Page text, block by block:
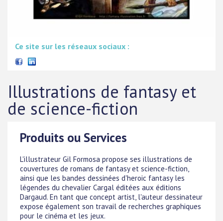
Ce site sur les réseaux sociaux :
Illustrations de fantasy et
de science-fiction
Produits ou Services
L'illustrateur Gil Formosa propose ses illustrations de
couvertures de romans de fantasy et science-fiction,
ainsi que les bandes dessinées d'heroic fantasy les
légendes du chevalier Cargal éditées aux éditions
Dargaud. En tant que concept artist, l'auteur dessinateur
expose également son travail de recherches graphiques
pour le cinéma et les jeux.